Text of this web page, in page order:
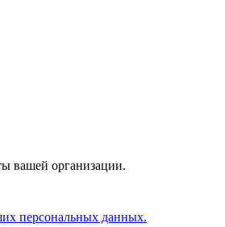
вашей организации.
персональных данных.